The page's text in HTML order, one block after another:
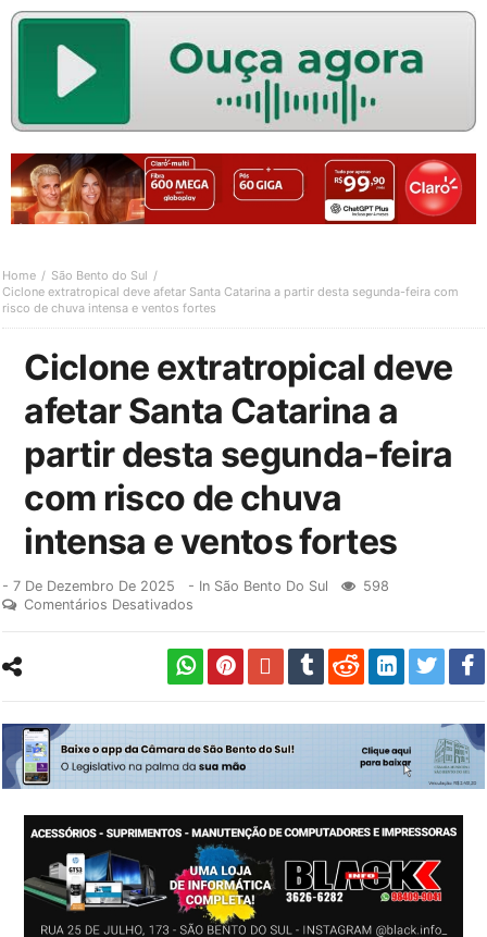
Home
São Bento do Sul
Ciclone extratropical deve afetar Santa Catarina a partir desta segunda-feira com
risco de chuva intensa e ventos fortes
Ciclone extratropical deve
afetar Santa Catarina a
partir desta segunda-feira
com risco de chuva
intensa e ventos fortes
-7 De Dezembro De 2025 - In São Bento Do Sul
598
Comentários Desativados